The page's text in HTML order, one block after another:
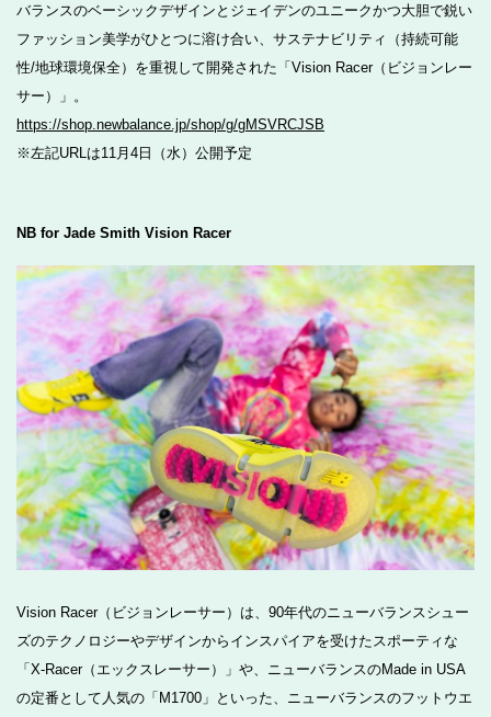
バランスのベーシックデザインとジェイデンのユニークかつ大胆で鋭い
ファッション美学がひとつに溶け合い、サステナビリティ（持続可能
性/地球環境保全）を重視して開発された「Vision Racer（ビジョンレー
サー）」。
https://shop.newbalance.jp/shop/g/gMSVRCJSB
※左記URLは11月4日（水）公開予定
NB for Jade Smith Vision Racer
Vision Racer（ビジョンレーサー）は、90年代のニューバランスシュー
ズのテクノロジーやデザインからインスパイアを受けたスポーティな
「X-Racer（エックスレーサー）」や、ニューバランスのMade in USA
の定番として人気の「M1700」といった、ニューバランスのフットウエ